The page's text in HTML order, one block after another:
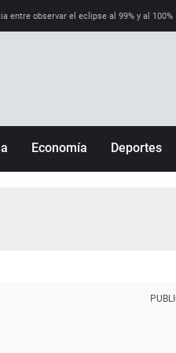
entre observar el eclipse al 99% y al 100%
Economía Deportes